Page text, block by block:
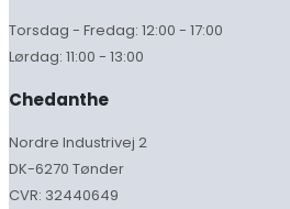
Torsdag - Fredag: 12:00 - 17:00
Lørdag: 11:00 - 13:00
Chedanthe
Nordre Industrivej 2
DK-6270 Tønder
CVR: 32440649